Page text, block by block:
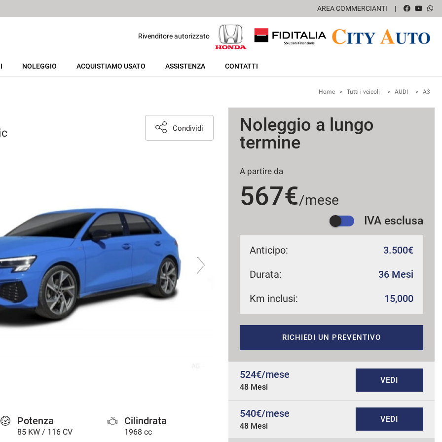
AREA COMMERCIANTI
Rivenditore autorizzato
NOLEGGIO ACQUISTIAMO USATO ASSISTENZA CONTATTI
Home > Tutti i veicoli > AUDI > A3
Condividi
Potenza
85 KW / 116 CV
Cilindrata
1968 cc
Noleggio a lungo
termine
A partire da
567€/mese
IVA esclusa
Anticipo: 3.500€
Durata: 36 Mesi
Km inclusi: 15,000
RICHIEDI UN PREVENTIVO
524€/mese
48 Mesi
VEDI
540€/mese
48 Mesi
VEDI